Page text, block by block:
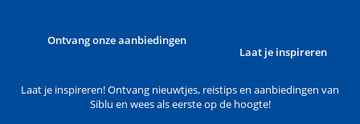
Ontvang onze aanbiedingen
Laat je inspireren
Laat je inspireren! Ontvang nieuwtjes, reistips en aanbiedingen van
Siblu en wees als eerste op de hoogte!